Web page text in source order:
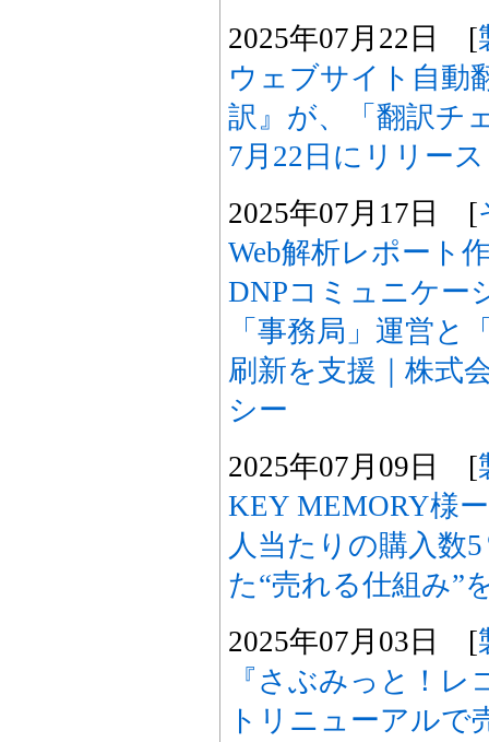
2025年07月22日 [
ウェブサイト自動
訳』が、「翻訳チ
7月22日にリリー
2025年07月17日 [
Web解析レポート
DNPコミュニケー
「事務局」運営と
刷新を支援｜株式
シー
2025年07月09日 [
KEY MEMORY様
人当たりの購入数
た“売れる仕組み”
2025年07月03日 [
『さぶみっと！
トリニューアルで